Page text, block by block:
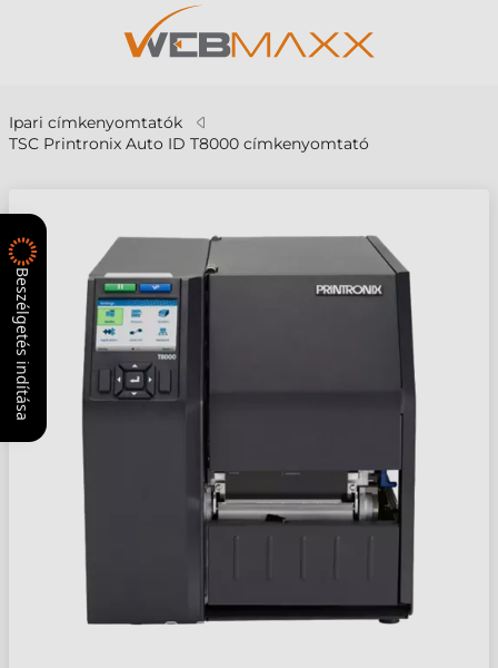
Ipari címkenyomtatók
TSC Printronix Auto ID T8000 címkenyomtató
Beszélgetés indítása